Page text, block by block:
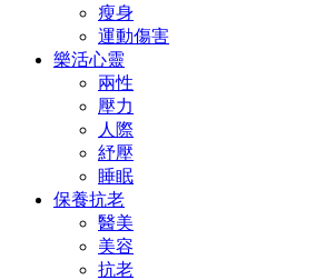
瘦身
運動傷害
樂活心靈
兩性
壓力
人際
紓壓
睡眠
保養抗老
醫美
美容
抗老